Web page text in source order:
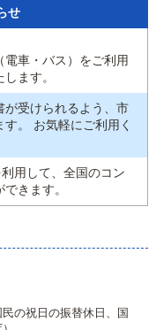
せ
車・バス）をご利用
ます。
が受けられるよう、市
。 お気軽にご利用く
用して、全国のコン
きます。
の祝日の振替休日、国